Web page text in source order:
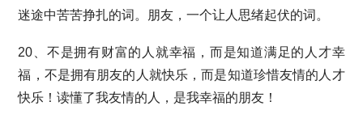
迷途中苦苦挣扎的词。朋友，一个让人思绪起伏的词。
20、不是拥有财富的人就幸福，而是知道满足的人才幸
福，不是拥有朋友的人就快乐，而是知道珍惜友情的人才
快乐！读懂了我友情的人，是我幸福的朋友！